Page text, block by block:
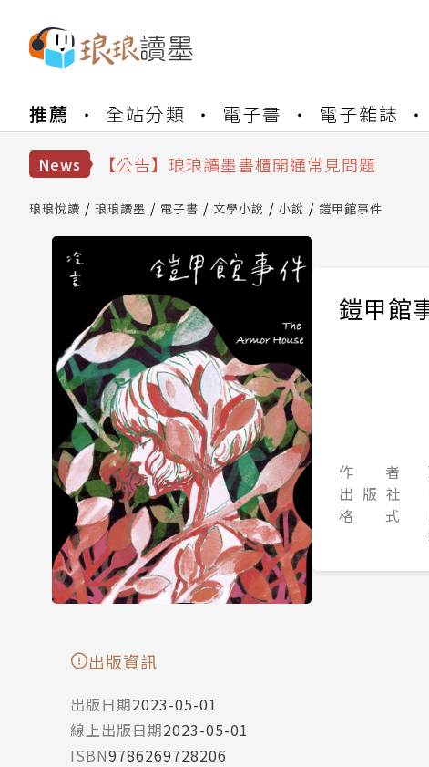
推薦 全站分類 電子書 電子雜誌
News
【公告】琅琅書店服務升級重要說明及資
【公告】琅琅讀墨書櫃開通常見問題
【公告】琅琅書店服務升級重要說明及資產
【公告】琅琅讀墨數位閱讀資產合併與書櫃
琅琅悅讀 琅琅讀墨 電子書 文學小說 小說 鎧甲館事件
鎧甲館
作 者
出 版 社
格 式
出版資訊
出版日期2023-05-01
線上出版日期2023-05-01
ISBN9786269728206